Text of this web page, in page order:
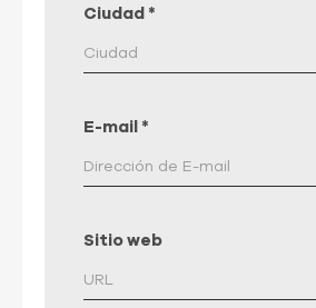
Ciudad *
E-mail *
Sitio web